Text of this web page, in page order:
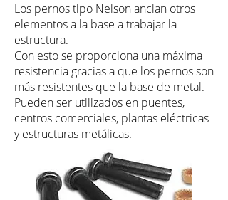
Los pernos tipo Nelson anclan otros
elementos a la base a trabajar la
estructura.
Con esto se proporciona una máxima
resistencia gracias a que los pernos son
más resistentes que la base de metal.
Pueden ser utilizados en puentes,
centros comerciales, plantas eléctricas
y estructuras metálicas.